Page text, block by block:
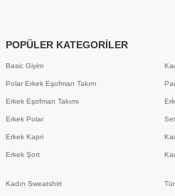
POPÜLER KATEGORİLER
Basic Giyim
Polar Erkek Eşofman Takım
Erkek Eşofman Takımı
Erkek Polar
Erkek Kapri
Erkek Şort
Kadın Sweatshirt